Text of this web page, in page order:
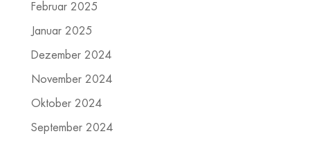
Februar 2025
Januar 2025
Dezember 2024
November 2024
Oktober 2024
September 2024